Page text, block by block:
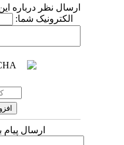
ارسال نظر درباره
الکترونیک شما:
ارسال پیام